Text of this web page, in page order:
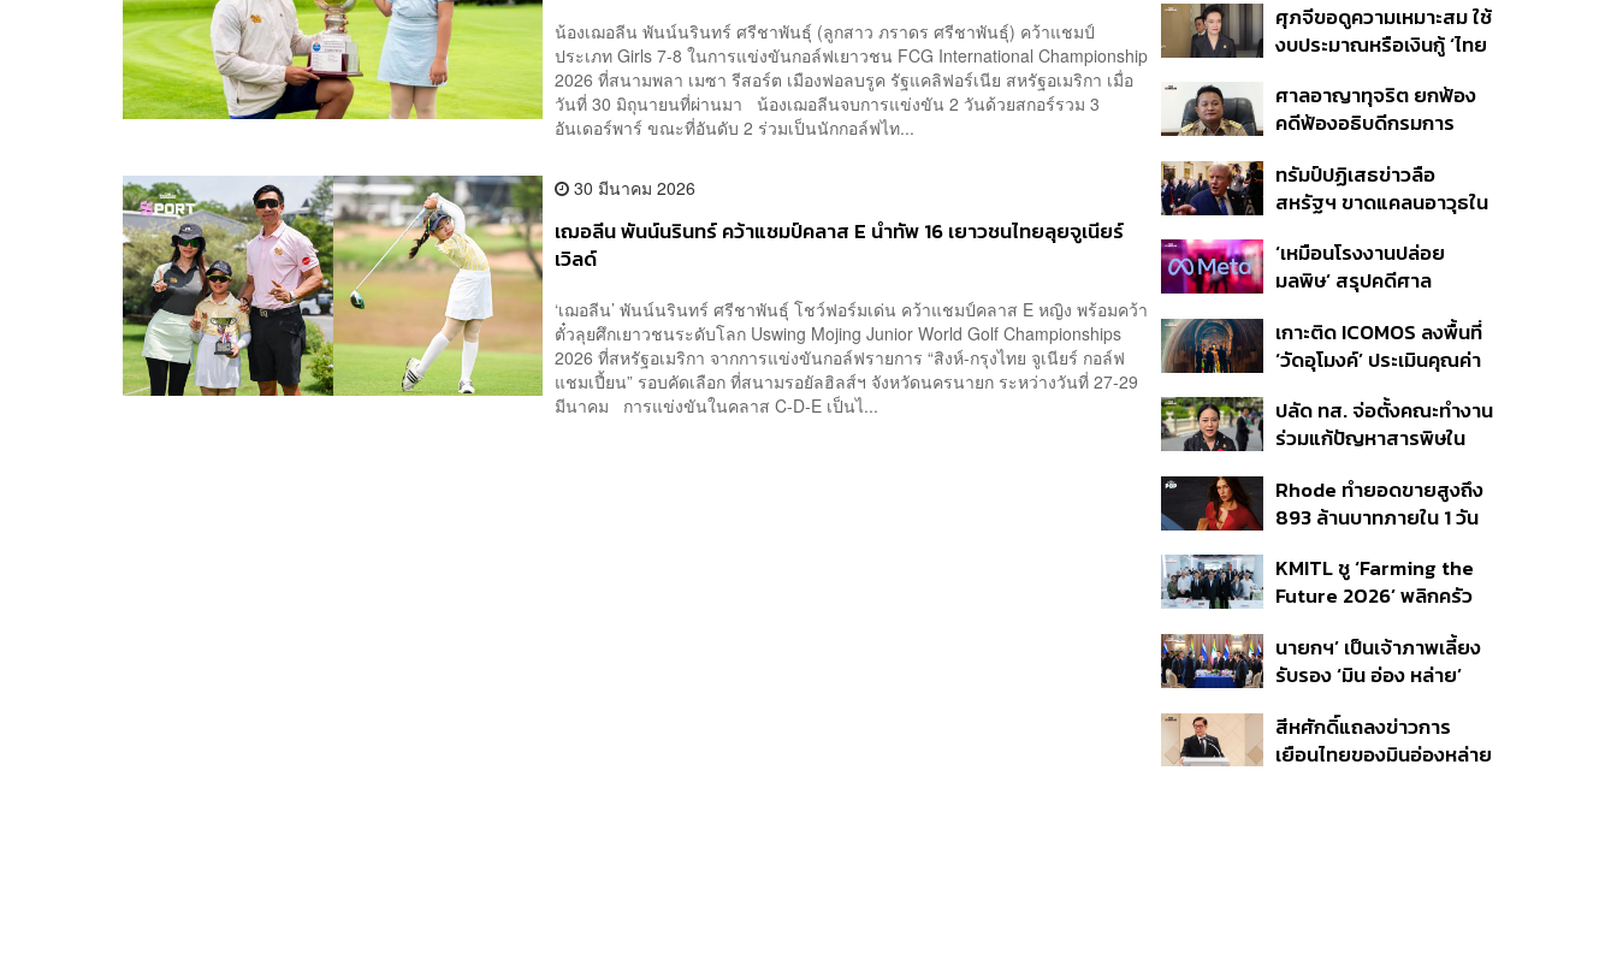
น้องเฌอลีน พันน์นรินทร์ ศรีชาพันธุ์ (ลูกสาว ภราดร ศรีชาพันธุ์) คว้าแชมป์
ประเภท Girls 7-8 ในการแข่งขันกอล์ฟเยาวชน FCG International Championship
2026 ที่สนามพลา เมซา รีสอร์ต เมืองฟอลบรูค รัฐแคลิฟอร์เนีย สหรัฐอเมริกา เมื่อ
วันที่ 30 มิถุนายนที่ผ่านมา น้องเฌอลีนจบการแข่งขัน 2 วันด้วยสกอร์รวม 3
อันเดอร์พาร์ ขณะที่อันดับ 2 ร่วมเป็นนักกอล์ฟไท...
30 มีนาคม 2026
เฌอลีน พันน์นรินทร์ คว้าแชมป์คลาส E นำทัพ 16 เยาวชนไทยลุยจูเนียร์
เวิลด์
‘เฌอลีน’ พันน์นรินทร์ ศรีชาพันธุ์ โชว์ฟอร์มเด่น คว้าแชมป์คลาส E หญิง พร้อมคว้า
ตั๋วลุยศึกเยาวชนระดับโลก Uswing Mojing Junior World Golf Championships
2026 ที่สหรัฐอเมริกา จากการแข่งขันกอล์ฟรายการ “สิงห์-กรุงไทย จูเนียร์ กอล์ฟ
แชมเปี้ยน” รอบคัดเลือก ที่สนามรอยัลฮิลส์ฯ จังหวัดนครนายก ระหว่างวันที่ 27-29
มีนาคม การแข่งขันในคลาส C-D-E เป็นไ...
ศุภจีขอดูความเหมาะสม ใช้
งบประมาณหรือเงินกู้ ‘ไทย
‘ไทยช่วยไทยพลัส เฟส 2’
ไม่จำเป็นต้องออกพร้อมกัน
ศาลอาญาทุจริต ยกฟ้อง
คดีฟ้องอธิบดีกรมการ
จังหวัดภูเก็ต’ ชอบด้วยขั้น
ตอน
ทรัมป์ปฏิเสธข่าวลือ
สหรัฐฯ ขาดแคลนอาวุธใน
เผยกำลังล่าตัวคนปล่อย
ข่าว
‘เหมือนโรงงานปล่อย
มลพิษ’ สรุปคดีศาล
กระทบสุขภาพจิตเด็ก คุม
เข้ม AI Chatbot
เกาะติด ICOMOS ลงพื้นที่
‘วัดอุโมงค์’ ประเมินคุณค่า
มรดกโลกปี 2570
ปลัด ทส. จ่อตั้งคณะทำงาน
ร่วมแก้ปัญหาสารพิษใน
เมียนมา เล็งเริ่มถกนัดแรก
ส.ค.นี้
Rhode ทำยอดขายสูงถึง
893 ล้านบาทภายใน 1 วัน
ล่าสุด
KMITL ชู ‘Farming the
Future 2026’ พลิกครัว
ด้วย One Health
นายกฯ’ เป็นเจ้าภาพเลี้ยง
รับรอง ‘มิน อ่อง หล่าย’
ร่วมงาน
สีหศักดิ์แถลงข่าวการ
เยือนไทยของมินอ่องหล่าย